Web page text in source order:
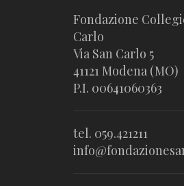
Fondazione
Carlo
Via San Carlo 5
41121 Modena (MO)
P.I. 00641060363
tel. 059.421211